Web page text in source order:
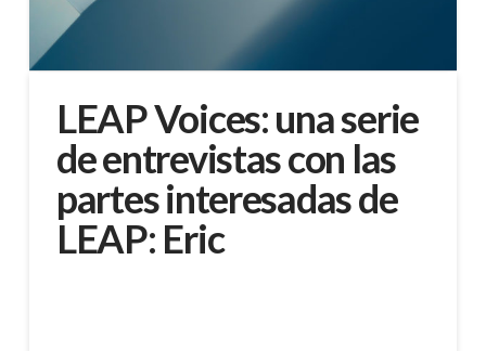
LEAP Voices: una serie
de entrevistas con las
partes interesadas de
LEAP: Eric